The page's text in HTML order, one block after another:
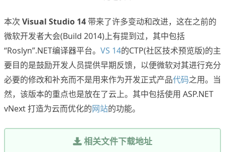
本次 Visual Studio 14带来了许多变动和改进，这在之前的
微软开发者大会(Build 2014)上有提到过，其中包括
“Roslyn”.NET编译器平台。 VS 14的CTP(社区技术预览版)的主
要目的是鼓励开发人员提供早期反馈，以便微软对其进行充分
必要的修改和补充而不是用来作为开发正式产品代码之用。当
然，该版本的重点也是放在了云上。其中包括使用 ASP.NET
vNext 打造为云而优化的网站的功能。
相关文件下载地址